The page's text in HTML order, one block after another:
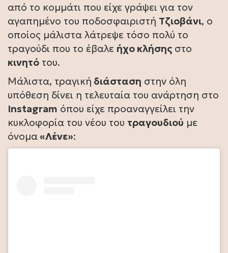
από το κομμάτι που είχε γράψει για τον
αγαπημένο του ποδοσφαιριστή Τζιοβάνι, ο
οποίος μάλιστα λάτρεψε τόσο πολύ το
τραγούδι που το έβαλε ήχο κλήσης στο
κινητό του.
Μάλιστα, τραγική διάσταση στην όλη
υπόθεση δίνει η τελευταία του ανάρτηση στο
Instagram όπου είχε προαναγγείλει την
κυκλοφορία του νέου του τραγουδιού με
όνομα«Λένε»: